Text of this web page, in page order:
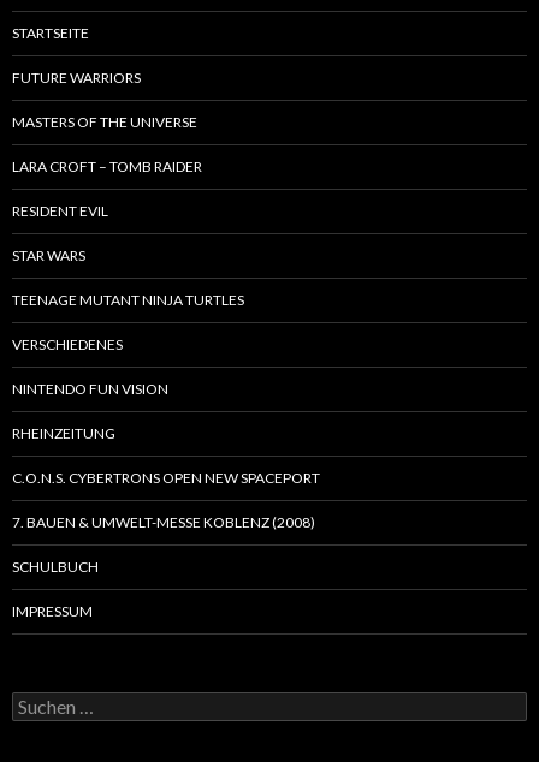
STARTSEITE
FUTURE WARRIORS
MASTERS OF THE UNIVERSE
LARA CROFT – TOMB RAIDER
RESIDENT EVIL
STAR WARS
TEENAGE MUTANT NINJA TURTLES
VERSCHIEDENES
NINTENDO FUN VISION
RHEINZEITUNG
C.O.N.S. CYBERTRONS OPEN NEW SPACEPORT
7. BAUEN & UMWELT-MESSE KOBLENZ (2008)
SCHULBUCH
IMPRESSUM
S
u